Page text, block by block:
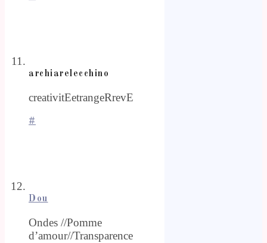
archiarelecchino
creativitEetrangeRrevE
#
Dou
Ondes //Pomme
d’amour//Transparence